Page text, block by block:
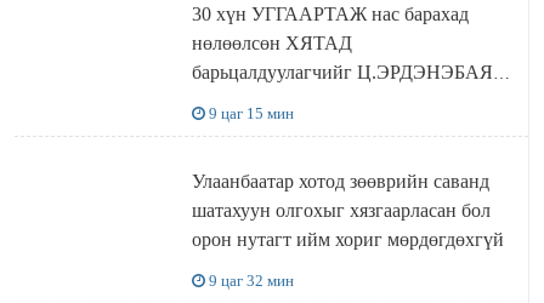
30 хүн УГГААРТАЖ нас барахад
нөлөөлсөн ХЯТАД
барьцалдуулагчийг Ц.ЭРДЭНЭБАЯР
9 цаг 15 мин
Улаанбаатар хотод зөөврийн саванд
шатахуун олгохыг хязгаарласан бол
орон нутагт ийм хориг мөрдөгдөхгүй
9 цаг 32 мин